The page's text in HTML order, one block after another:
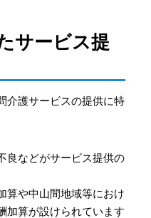
サービス提
介護サービスの提供に特
良などがサービス提供の
算や中山間地域等におけ
加算が設けられています